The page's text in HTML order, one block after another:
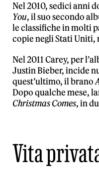
Nel 2010, sedici anni
You, il suo secondo
le classifiche in molti
copie negli Stati Uniti,
Nel 2011 Carey, per
Justin Bieber, incide
quest’ultimo, il brano
Dopo qualche mese,
Christmas Comes, in
Vita